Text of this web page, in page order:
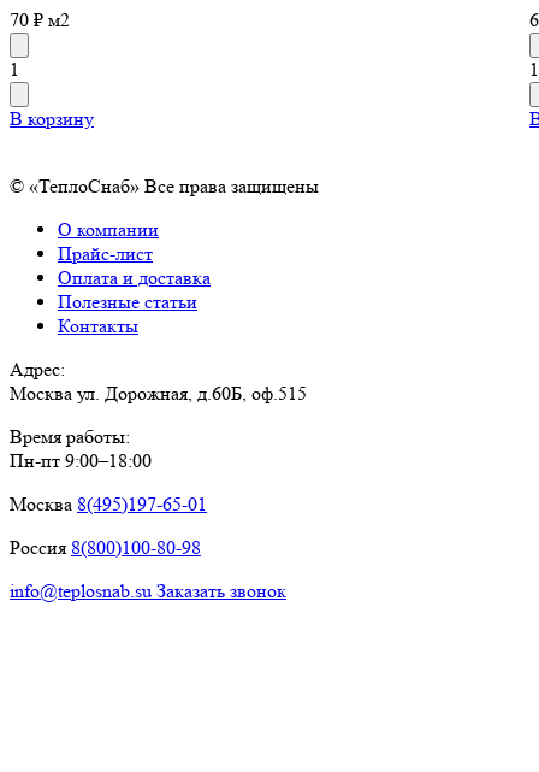
70 ₽ м2
1
В корзину
1
© «ТеплоСнаб» Все права защищены
О компании
Прайс-лист
Оплата и доставка
Полезные статьи
Контакты
Адрес:
Москва ул. Дорожная, д.60Б, оф.515
Время работы:
Пн-пт 9:00–18:00
Москва 8(495)197-65-01
Россия 8(800)100-80-98
info@teplosnab.su Заказать звонок